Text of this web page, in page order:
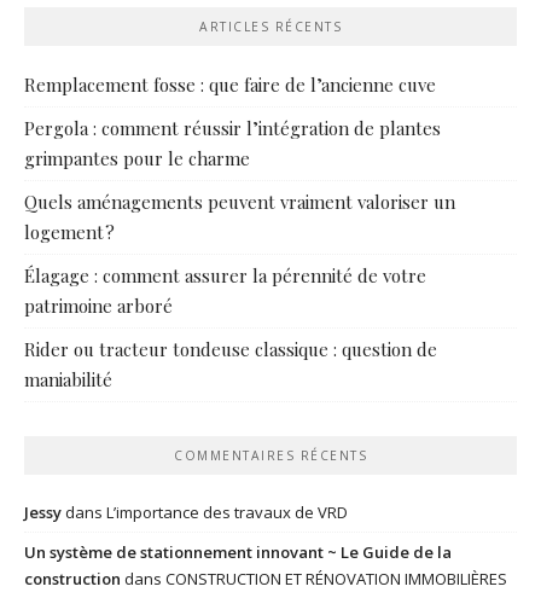
ARTICLES RÉCENTS
Remplacement fosse : que faire de l’ancienne cuve
Pergola : comment réussir l’intégration de plantes
grimpantes pour le charme
Quels aménagements peuvent vraiment valoriser un
logement ?
Élagage : comment assurer la pérennité de votre
patrimoine arboré
Rider ou tracteur tondeuse classique : question de
maniabilité
COMMENTAIRES RÉCENTS
Jessydans L’importance des travaux de VRD
Un système de stationnement innovant ~ Le Guide de la
construction dans CONSTRUCTION ET RÉNOVATION IMMOBILIÈRES